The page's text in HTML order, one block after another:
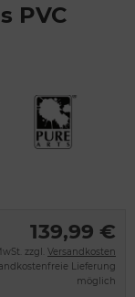
PVC
139,99 €
zzgl. Versandkosten
Lieferung
möglich